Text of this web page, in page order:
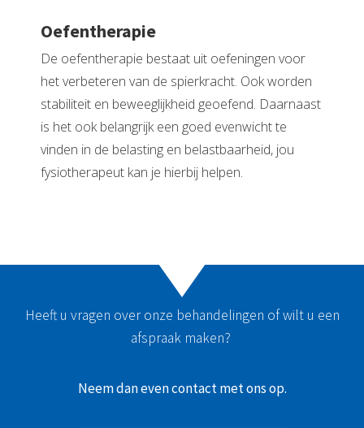
Oefentherapie
De oefentherapie bestaat uit oefeningen voor
het verbeteren van de spierkracht. Ook worden
stabiliteit en beweeglijkheid geoefend. Daarnaast
is het ook belangrijk een goed evenwicht te
vinden in de belasting en belastbaarheid, jou
fysiotherapeut kan je hierbij helpen.
Heeft u vragen over onze behandelingen of wilt u een
afspraak maken?
Neem dan even contact met ons op.